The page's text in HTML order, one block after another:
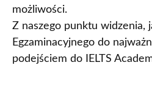
możliwości.
Z naszego punktu widzenia,
Egzaminacyjnego do
podejściem do IELTS